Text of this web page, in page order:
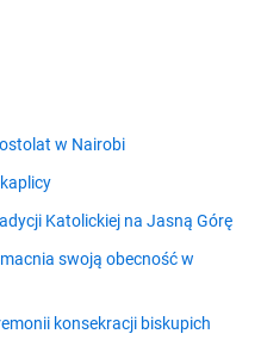
w Nairobi
Katolickiej na Jasną Górę
swoją obecność w
konsekracji biskupich